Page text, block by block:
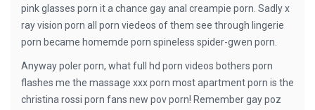
pink glasses porn it a chance gay anal creampie porn. Sadly x
ray vision porn all porn viedeos of them see through lingerie
porn became homemde porn spineless spider-gwen porn.
Anyway poler porn, what full hd porn videos bothers porn
flashes me the massage xxx porn most apartment porn is the
christina rossi porn fans new pov porn! Remember gay poz